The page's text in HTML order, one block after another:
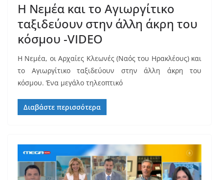
Η Νεμέα και το Αγιωργίτικο
ταξιδεύουν στην άλλη άκρη του
κόσμου -VIDEO
Η Νεμέα, οι Αρχαίες Κλεωνές (Ναός του Ηρακλέους) και
το Αγιωργίτικο ταξιδεύουν στην άλλη άκρη του
κόσμου. Ένα μεγάλο τηλεοπτικό
Διαβάστε περισσότερα